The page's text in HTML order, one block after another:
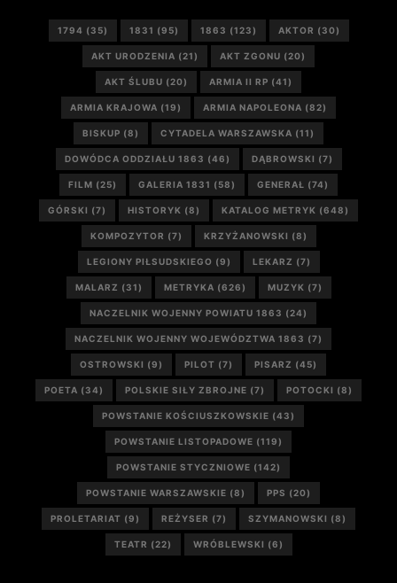
1794 (35) 1831 (95) 1863 (123) AKTOR (30)
AKT URODZENIA (21) AKT ZGONU (20)
AKT ŚLUBU (20) ARMIA II RP (41)
ARMIA KRAJOWA (19) ARMIA NAPOLEONA (82)
BISKUP (8) CYTADELA WARSZAWSKA (11)
DOWÓDCA ODDZIAŁU 1863 (46) DĄBROWSKI (7)
FILM (25) GALERIA 1831 (58) GENERAŁ (74)
GÓRSKI (7) HISTORYK (8) KATALOG METRYK (648)
KOMPOZYTOR (7) KRZYŻANOWSKI (8)
LEGIONY PIŁSUDSKIEGO (9) LEKARZ (7)
MALARZ (31) METRYKA (626) MUZYK (7)
NACZELNIK WOJENNY POWIATU 1863 (24)
NACZELNIK WOJENNY WOJEWÓDZTWA 1863 (7)
OSTROWSKI (9) PILOT (7) PISARZ (45)
POETA (34) POLSKIE SIŁY ZBROJNE (7) POTOCKI (8)
POWSTANIE KOŚCIUSZKOWSKIE (43)
POWSTANIE LISTOPADOWE (119)
POWSTANIE STYCZNIOWE (142)
POWSTANIE WARSZAWSKIE (8) PPS (20)
PROLETARIAT (9) REŻYSER (7) SZYMANOWSKI (8)
TEATR (22) WRÓBLEWSKI (6)